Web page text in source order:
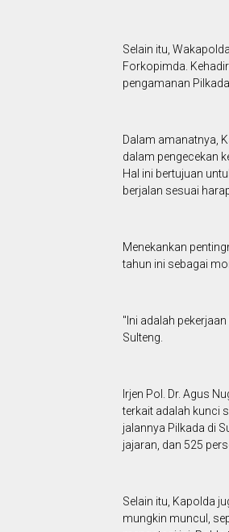
Selain itu,
Forkopimda.
pengamanan
Dalam amanatnya,
dalam pengecekan
Hal ini bertujuan
berjalan sesuai
Menekankan
tahun ini sebagai
"Ini adalah
Sulteng.
Irjen Pol. Dr. Agus
terkait adalah kunci
jalannya Pilkada di
jajaran, dan 525
Selain itu, Kapolda
mungkin muncul,